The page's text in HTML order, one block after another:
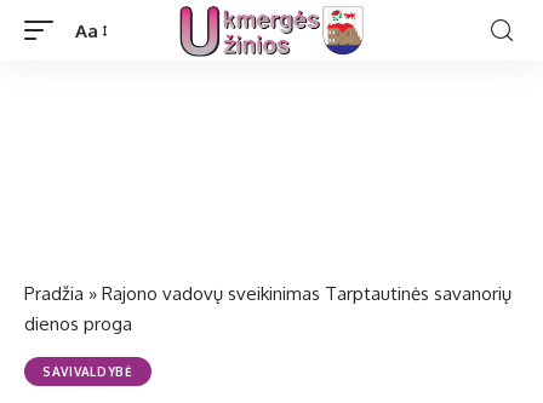
Aa
Pradžia » Rajono vadovų sveikinimas Tarptautinės savanorių
dienos proga
SAVIVALDYBĖ